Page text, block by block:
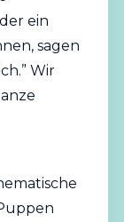
ein
sagen
Wir